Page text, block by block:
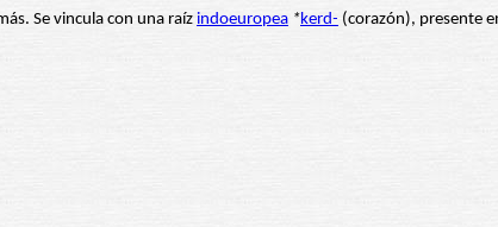
Se vincula con una raíz indoeuropea *kerd- (corazón), presente